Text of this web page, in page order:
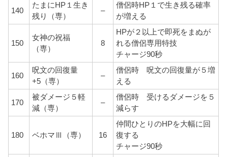
140
たまにHP１生き
残り（専）
–
僧侶時HP１で生き残る確率
が増える
150
女神の祝福
（専）
8
HPが２以上で即死をまぬが
れる僧侶専用特技
チャージ90秒
160
呪文の回復量
+5（専）
–
僧侶時 呪文の回復量が５増
える
170
被ダメージ５軽
減（専）
–
僧侶時 受けるダメージを５
減らす
180 ベホマⅢ（専） 16
仲間ひとりのHPを大幅に回
復する
チャージ90秒